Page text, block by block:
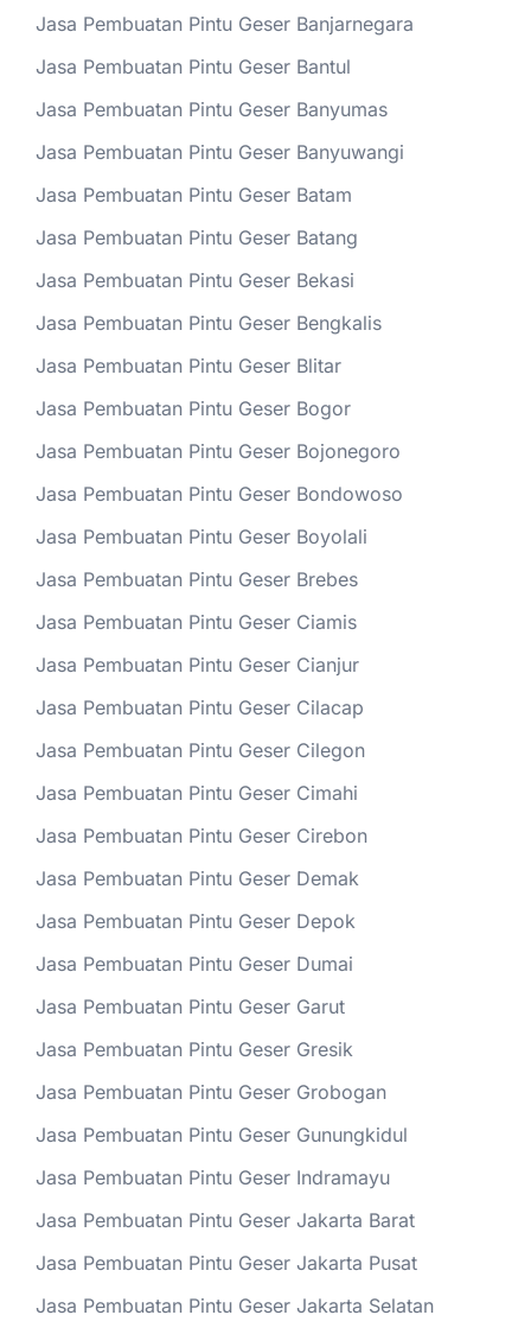
Jasa Pembuatan Pintu Geser Banjarnegara
Jasa Pembuatan Pintu Geser Bantul
Jasa Pembuatan Pintu Geser Banyumas
Jasa Pembuatan Pintu Geser Banyuwangi
Jasa Pembuatan Pintu Geser Batam
Jasa Pembuatan Pintu Geser Batang
Jasa Pembuatan Pintu Geser Bekasi
Jasa Pembuatan Pintu Geser Bengkalis
Jasa Pembuatan Pintu Geser Blitar
Jasa Pembuatan Pintu Geser Bogor
Jasa Pembuatan Pintu Geser Bojonegoro
Jasa Pembuatan Pintu Geser Bondowoso
Jasa Pembuatan Pintu Geser Boyolali
Jasa Pembuatan Pintu Geser Brebes
Jasa Pembuatan Pintu Geser Ciamis
Jasa Pembuatan Pintu Geser Cianjur
Jasa Pembuatan Pintu Geser Cilacap
Jasa Pembuatan Pintu Geser Cilegon
Jasa Pembuatan Pintu Geser Cimahi
Jasa Pembuatan Pintu Geser Cirebon
Jasa Pembuatan Pintu Geser Demak
Jasa Pembuatan Pintu Geser Depok
Jasa Pembuatan Pintu Geser Dumai
Jasa Pembuatan Pintu Geser Garut
Jasa Pembuatan Pintu Geser Gresik
Jasa Pembuatan Pintu Geser Grobogan
Jasa Pembuatan Pintu Geser Gunungkidul
Jasa Pembuatan Pintu Geser Indramayu
Jasa Pembuatan Pintu Geser Jakarta Barat
Jasa Pembuatan Pintu Geser Jakarta Pusat
Jasa Pembuatan Pintu Geser Jakarta Selatan